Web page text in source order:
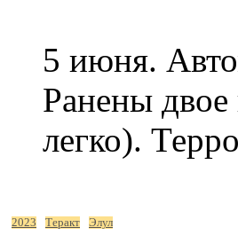
5 июня.
Ранены
легко).
2023 Теракт Элул